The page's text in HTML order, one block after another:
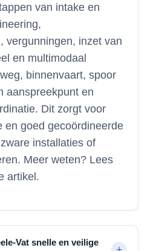
van intake en
vergunningen, inzet van
en multimodaal
binnenvaart, spoor
aanspreekpunt en
Dit zorgt voor
en goed gecoördineerde
installaties of
Meer weten? Lees
artikel.
Vat snelle en veilige